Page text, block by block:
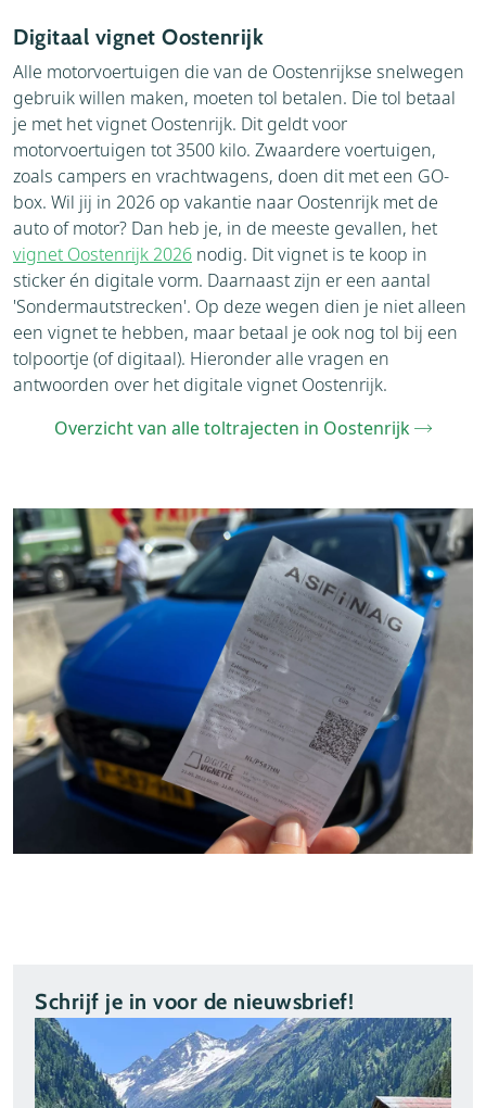
Digitaal vignet Oostenrijk
Alle motorvoertuigen die van de Oostenrijkse snelwegen
gebruik willen maken, moeten tol betalen. Die tol betaal
je met het vignet Oostenrijk. Dit geldt voor
motorvoertuigen tot 3500 kilo. Zwaardere voertuigen,
zoals campers en vrachtwagens, doen dit met een GO-
box. Wil jij in 2026 op vakantie naar Oostenrijk met de
auto of motor? Dan heb je, in de meeste gevallen, het
vignet Oostenrijk 2026 nodig. Dit vignet is te koop in
sticker én digitale vorm. Daarnaast zijn er een aantal
'Sondermautstrecken'. Op deze wegen dien je niet alleen
een vignet te hebben, maar betaal je ook nog tol bij een
tolpoortje (of digitaal). Hieronder alle vragen en
antwoorden over het digitale vignet Oostenrijk.
Overzicht van alle toltrajecten in Oostenrijk
Schrijf je in voor de nieuwsbrief!